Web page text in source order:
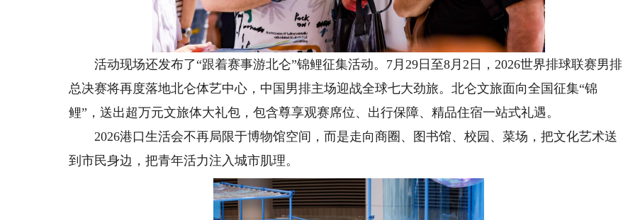
活动现场还发布了“跟着赛事游北仑”锦鲤征集活动。7月29日至8月2日，2026世界排球联赛男排
总决赛将再度落地北仑体艺中心，中国男排主场迎战全球七大劲旅。北仑文旅面向全国征集“锦
鲤”，送出超万元文旅体大礼包，包含尊享观赛席位、出行保障、精品住宿一站式礼遇。
2026港口生活会不再局限于博物馆空间，而是走向商圈、图书馆、校园、菜场，把文化艺术送
到市民身边，把青年活力注入城市肌理。